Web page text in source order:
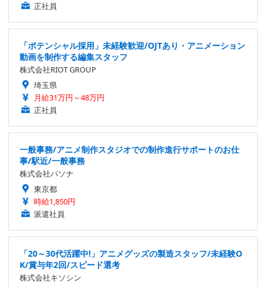
正社員
「ポテンシャル採用」未経験歓迎/OJTあり・アニメーション
動画を制作する編集スタッフ
株式会社RIOT GROUP
埼玉県
月給31万円～48万円
正社員
一般事務/アニメ制作スタジオでの制作進行サポートのお仕
事/駅近/一般事務
株式会社パソナ
東京都
時給1,850円
派遣社員
「20～30代活躍中!」アニメグッズの製造スタッフ/未経験O
K/賞与年2回/スピード選考
株式会社キソシン